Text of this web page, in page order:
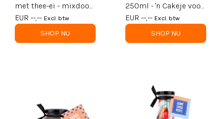
met thee-ei - mixdoos
kaartjes variant B - per
12
EUR --,-- Excl. btw
SHOP NU
250ml - 'n Cakeje voor
jou - per 6
EUR --,-- Excl. btw
SHOP NU